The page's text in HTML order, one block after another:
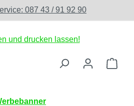
087 43 / 91 92 90